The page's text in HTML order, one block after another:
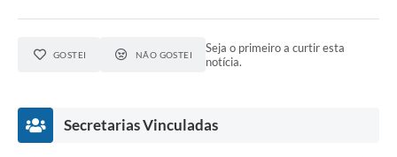
GOSTEI NÃO GOSTEI
Seja o primeiro a curtir esta
notícia.
Secretarias Vinculadas